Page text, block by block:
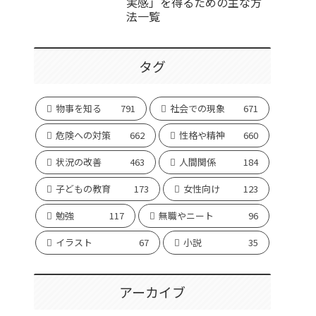
法一覧
タグ
物事を知る 791 社会での現象
671
危険への対策
662 性格や精神
660
状況の改善
463 人間関係
184
子どもの教育
173 女性向け
123
勉強
117 無職やニート
96
イラスト
67 小説 35
アーカイブ